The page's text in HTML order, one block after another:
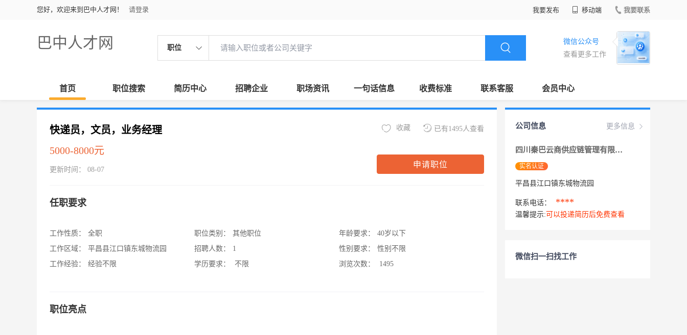
您好，欢迎来到巴中人才网！ 请登录 我要发布 移动端 我要联系
巴中人才网 职位
微信公众号
查看更多工作
首页 职位搜索 简历中心 招聘企业 职场资讯 一句话信息 收费标准 联系客服 会员中心
快递员，文员，业务经理
5000-8000元
更新时间： 08-07
已有1495人查看
收藏
申请职位
任职要求
工作性质：
全职
工作区域：
平昌县江口镇东城物流园
工作经验：
经验不限
职位类别：
其他职位
招聘人数：
1
学历要求：
不限
年龄要求：
40岁以下
性别要求：
性别不限
浏览次数：
1495
职位亮点
更多信息
公司信息
四川秦巴云商供应链管理有限公司
实名认证
平昌县江口镇东城物流园
联系电话： ****
温馨提示: 可以投递简历后免费查看
微信扫一扫找工作